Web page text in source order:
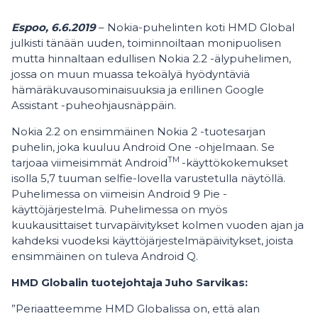
Espoo, 6.6.2019– Nokia-puhelinten koti HMD Global
julkisti tänään uuden, toiminnoiltaan monipuolisen
mutta hinnaltaan edullisen Nokia 2.2 -älypuhelimen,
jossa on muun muassa tekoälyä hyödyntäviä
hämäräkuvausominaisuuksia ja erillinen Google
Assistant -puheohjausnäppäin.
Nokia 2.2 on ensimmäinen Nokia 2 -tuotesarjan
puhelin, joka kuuluu Android One -ohjelmaan. Se
tarjoaa viimeisimmät AndroidTM -käyttökokemukset
isolla 5,7 tuuman selfie-lovella varustetulla näytöllä.
Puhelimessa on viimeisin Android 9 Pie -
käyttöjärjestelmä. Puhelimessa on myös
kuukausittaiset turvapäivitykset kolmen vuoden ajan ja
kahdeksi vuodeksi käyttöjärjestelmäpäivitykset, joista
ensimmäinen on tuleva Android Q.
HMD Globalin tuotejohtaja Juho Sarvikas:
”Periaatteemme HMD Globalissa on, että alan